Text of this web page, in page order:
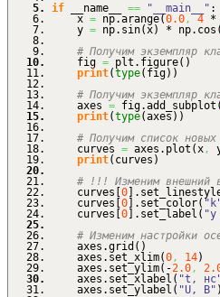
if __name__ == "__main__" :
x = np.arange(0.0, 4 *
y = np. sin(x) * np. cos (
# Получим экземпляр
fig = plt. figure( )
print(type( fig) )
# Получим экземпляр
axes = fig.add_subplot (
print(type(axes ) )
# Получим список новых
curves = axes. plot (x,
print( curves )
# !!! Изменим внешний
curves 0 .
curves 0 . set_color(
curves 0 . set_label (
# Изменим настройки
axes.grid ( )
axes. set_xlim(0, 14)
axes. set_ylim( -2.0,
axes. set_xlabel ( "t,
axes. set_ylabel ( "U, В" )